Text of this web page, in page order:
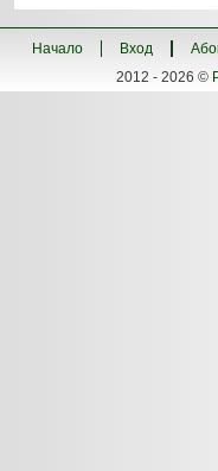
Начало Вход
2012 - 2026 ©